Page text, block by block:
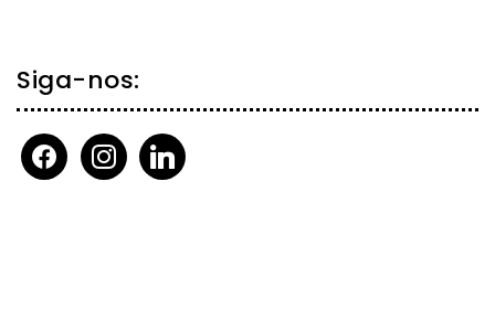
Siga-nos:
facebookinstagramlinkedin